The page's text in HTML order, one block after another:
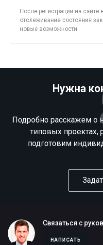
После регистрации на сайте
отслеживание состояния
новые возможности
Нужна
Подробно расскажем о
типовых проектах,
подготовим
Связаться с
НАПИСАТЬ